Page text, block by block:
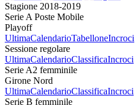
Stagione 2018-2019
Serie A Poste Mobile
Playoff
UltimaCalendarioTabelloneIncroci
Sessione regolare
UltimaCalendarioClassificaIncroci
Serie A2 femminile
Girone Nord
UltimaCalendarioClassificaIncroci
Serie B femminile